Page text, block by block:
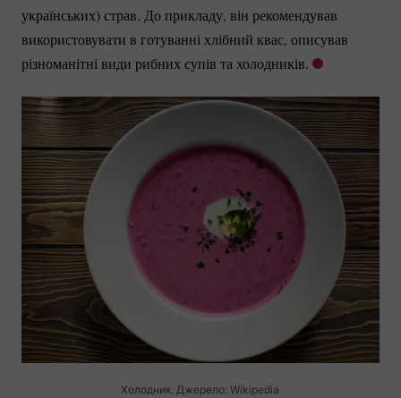
українських) страв. До прикладу, він рекомендував
використовувати в готуванні хлібний квас, описував
різноманітні види рибних супів та холодників.
Холодник. Джерело: Wikipedia